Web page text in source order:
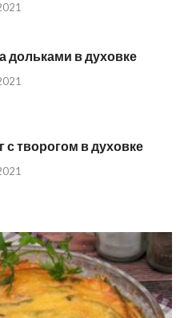
дольками в духовке
с творогом в духовке